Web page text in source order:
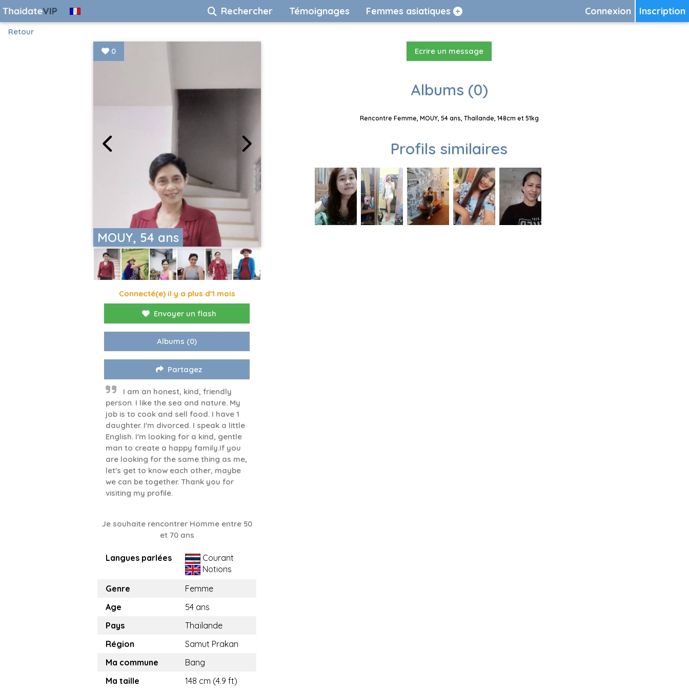
Inscription
Connexion
Rechercher Témoignages Femmes asiatiques
Retour
MOUY, 54 ans
0
Connecté(e) il y a plus d'1 mois
Envoyer un flash
Albums (0)
Partagez
I am an honest, kind, friendly
person. I like the sea and nature. My
job is to cook and sell food. I have 1
daughter. I'm divorced. I speak a little
English. I'm looking for a kind, gentle
man to create a happy family.If you
are looking for the same thing as me,
let's get to know each other, maybe
we can be together. Thank you for
visiting my profile.
Je souhaite rencontrer Homme entre 50
et 70 ans
Langues parlées
Courant
Notions
Genre
Femme
Age
54 ans
Pays
Thaïlande
Région
Samut Prakan
Ma commune
Bang
Ma taille
148 cm (4.9 ft)
Ecrire un message
Albums (0)
Rencontre Femme, MOUY, 54 ans, Thaïlande, 148cm et 51kg
Profils similaires